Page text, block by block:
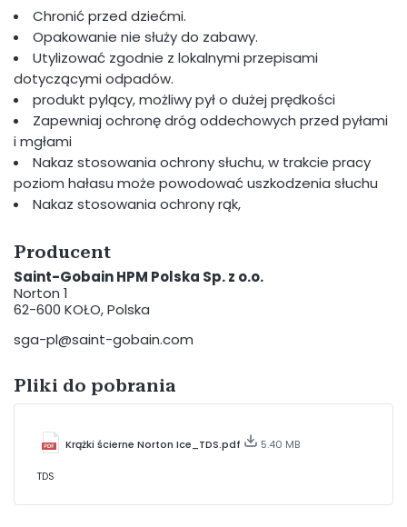
Chronić przed dziećmi.
Opakowanie nie służy do zabawy.
Utylizować zgodnie z lokalnymi przepisami
dotyczącymi odpadów.
produkt pylący, możliwy pył o dużej prędkości
Zapewniaj ochronę dróg oddechowych przed pyłami
i mgłami
Nakaz stosowania ochrony słuchu, w trakcie pracy
poziom hałasu może powodować uszkodzenia słuchu
Nakaz stosowania ochrony rąk,
Producent
Saint-Gobain HPM Polska Sp. z o.o.
Norton 1
62-600 KOŁO, Polska
sga-pl@saint-gobain.com
Pliki do pobrania
Krążki ścierne Norton Ice_TDS.pdf 5.40 MB
TDS